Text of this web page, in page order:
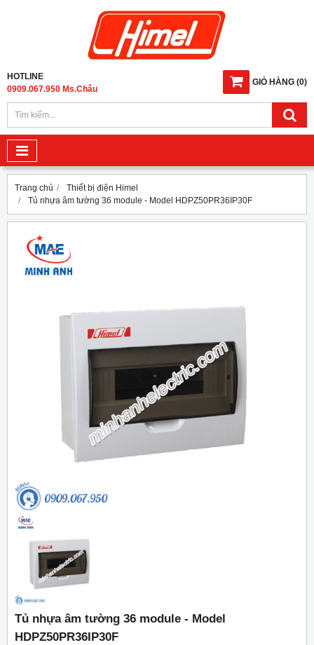
GIỎ HÀNG (0)
HOTLINE
0909.067.950 Ms.Châu
Trang chủ
Thiết bị điện Himel
Tủ nhựa âm tường 36 module - Model HDPZ50PR36IP30F
Tủ nhựa âm tường 36 module - Model
HDPZ50PR36IP30F